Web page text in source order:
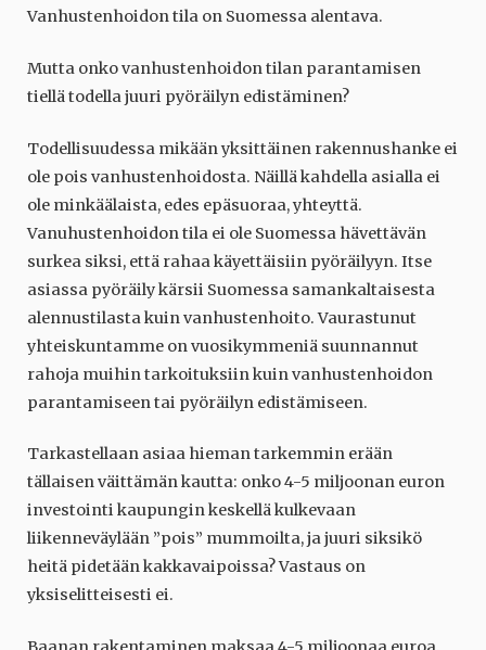
Vanhustenhoidon tila on Suomessa alentava.
Mutta onko vanhustenhoidon tilan parantamisen
tiellä todella juuri pyöräilyn edistäminen?
Todellisuudessa mikään yksittäinen rakennushanke ei
ole pois vanhustenhoidosta. Näillä kahdella asialla ei
ole minkäälaista, edes epäsuoraa, yhteyttä.
Vanuhustenhoidon tila ei ole Suomessa hävettävän
surkea siksi, että rahaa käyettäisiin pyöräilyyn. Itse
asiassa pyöräily kärsii Suomessa samankaltaisesta
alennustilasta kuin vanhustenhoito. Vaurastunut
yhteiskuntamme on vuosikymmeniä suunnannut
rahoja muihin tarkoituksiin kuin vanhustenhoidon
parantamiseen tai pyöräilyn edistämiseen.
Tarkastellaan asiaa hieman tarkemmin erään
tällaisen väittämän kautta: onko 4-5 miljoonan euron
investointi kaupungin keskellä kulkevaan
liikenneväylään ”pois” mummoilta, ja juuri siksikö
heitä pidetään kakkavaipoissa? Vastaus on
yksiselitteisesti ei.